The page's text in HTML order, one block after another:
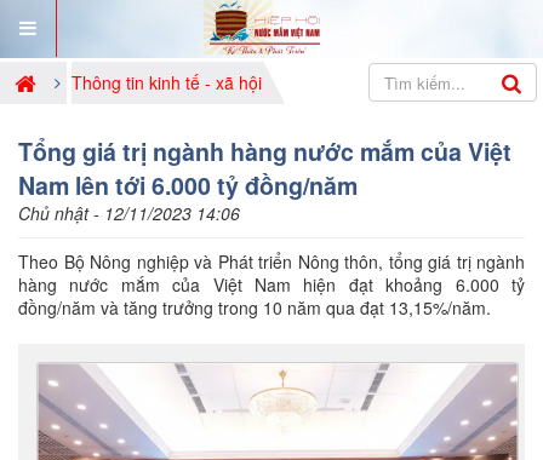
Thông tin kinh tế - xã hội
Tổng giá trị ngành hàng nước mắm của Việt
Nam lên tới 6.000 tỷ đồng/năm
Chủ nhật - 12/11/2023 14:06
Theo Bộ Nông nghiệp và Phát triển Nông thôn, tổng giá trị ngành
hàng nước mắm của Việt Nam hiện đạt khoảng 6.000 tỷ
đồng/năm và tăng trưởng trong 10 năm qua đạt 13,15%/năm.